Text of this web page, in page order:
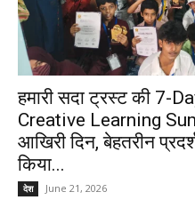
हमारी सदा ट्रस्ट की 7-
Creative Learning
आखिरी दिन, बेहतरीन
किया...
देश June 21, 2026